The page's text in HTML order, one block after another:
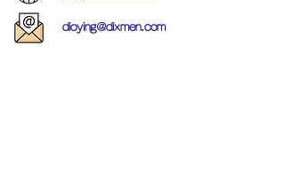
dioying@dixmen.com